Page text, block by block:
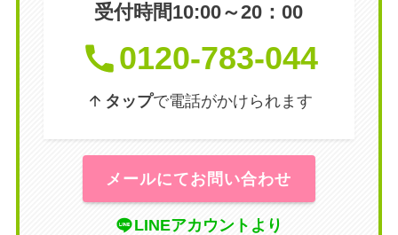
受付時間10:00～20：00
0120-783-044
タップで電話がかけられます
メールにてお問い合わせ
LINEアカウントより